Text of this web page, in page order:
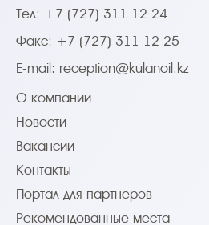
Тел: +7 (727) 311 12 24
Факс: +7 (727) 311 12 25
E-mail: reception@kulanoil.kz
О компании
Новости
Вакансии
Контакты
Портал для партнеров
Рекомендованные места